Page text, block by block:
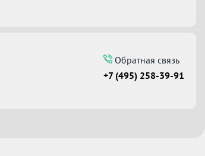
Обратная связь
+7 (495) 258-39-91